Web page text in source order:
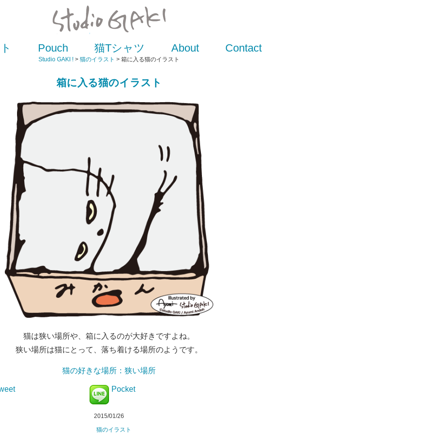
Pouch 猫Tシャツ About Contact
Studio GAKI ! > 猫のイラスト > 箱に入る猫のイラスト
箱に入る猫のイラスト
猫は狭い場所や、箱に入るのが大好きですよね。
狭い場所は猫にとって、落ち着ける場所のようです。
猫の好きな場所：狭い場所
Pocket
2015/01/26
猫のイラスト